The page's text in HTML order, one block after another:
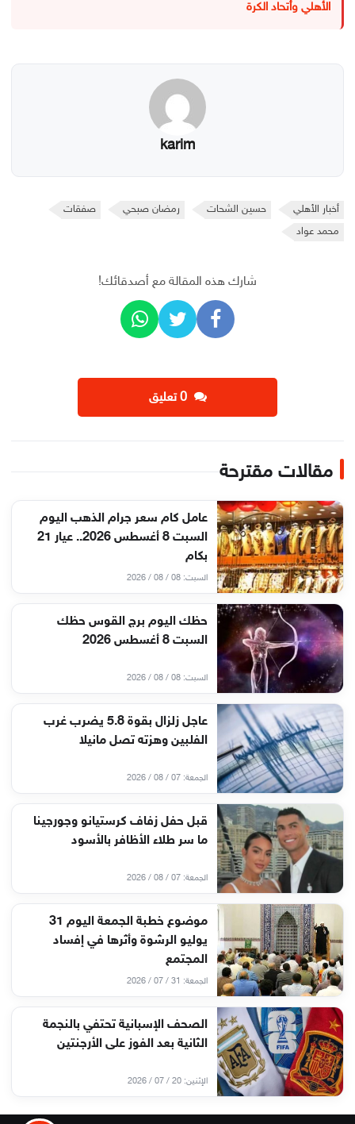
الأهلي وأتحاد الكرة
karim
أخبار الأهلي حسين الشحات رمضان صبحي
صفقات
محمد عواد
شارك هذه المقالة مع أصدقائك!
‫0 تعليق
مقالات مقترحة
عامل كام سعر جرام الذهب اليوم
السبت 8 أغسطس 2026.. عيار 21
بكام
السبت: 08 / 08 / 2026
حظك اليوم برج القوس حظك
السبت 8 أغسطس 2026
السبت: 08 / 08 / 2026
عاجل زلزال بقوة 5.8 يضرب غرب
الفلبين وهزته تصل مانيلا
الجمعة: 07 / 08 / 2026
قبل حفل زفاف كرستيانو وجورجينا
ما سر طلاء الأظافر بالأسود
الجمعة: 07 / 08 / 2026
موضوع خطبة الجمعة اليوم 31
يوليو الرشوة وأثرها في إفساد
المجتمع
الجمعة: 31 / 07 / 2026
الصحف الإسبانية تحتفي بالنجمة
الثانية بعد الفوز على الأرجنتين
الإثنين: 20 / 07 / 2026